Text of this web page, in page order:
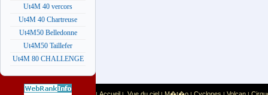
Ut4M 40 vercors
Ut4M 40 Chartreuse
Ut4M50 Belledonne
Ut4M50 Taillefer
Ut4M 80 CHALLENGE